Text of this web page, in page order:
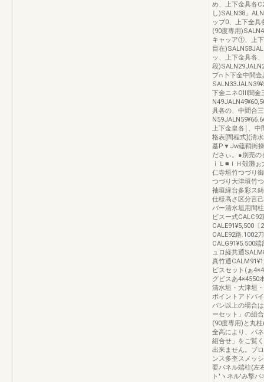
め、上下金具各
し)SALN38」
ッブ0、上下全
(90度専用
キャッア①、上
目在
ッ、上下金具各
段
プ∩卜下金中間
下金ニネOⅢ聞金
具各の、中間合
上下金皇各￨、中
格表[間程式](清
墓P▼Jw蘊鞘街操
ださぃ。●別売の
ｉＬ■ｌＨ殻灘
仁寺垣竹つづり
つづり大津垣竹
袖垣緑台多彩ス
仕様高さ区分言
バー清水垣用間
ビスー式
CALE91¥5,500
CALE92路.1002
CALG91¥5.500
ュロ経共通
真竹通
ビスセット(ぁ
グビスあ4×4550
清水垣・大津垣
ポイントアドバ
パン以上の場合
ーセット」の組
(90度専用)と丸
全高により、パ
組合せ」をご覧
出来ません。ブ
ンス多杢スメッ
要パネル端柱(左
ト′ヽネル′み撃